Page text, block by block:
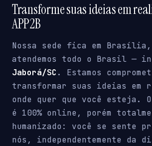
Transforme suas ideias em
APP2B
Nossa sede fica em Brasília,
atendemos todo o Brasil —
Jaborá/SC . Estamos
transformar suas ideias em
onde quer que você esteja.
é 100% online, porém
humanizado: você se sente
nós, independentemente da